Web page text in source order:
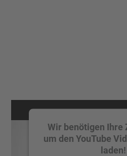
Wir benötigen Ihre
um den YouTube
laden!